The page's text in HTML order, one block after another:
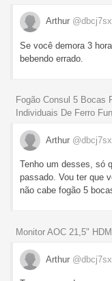
Arthur
Se você demora 3
bebendo errado.
Fogão Consul 5 Bocas
Individuais De Ferro
Arthur
Tenho um desses, só
passado. Vou ter que
não cabe fogão 5
Monitor AOC 21,5"
Arthur